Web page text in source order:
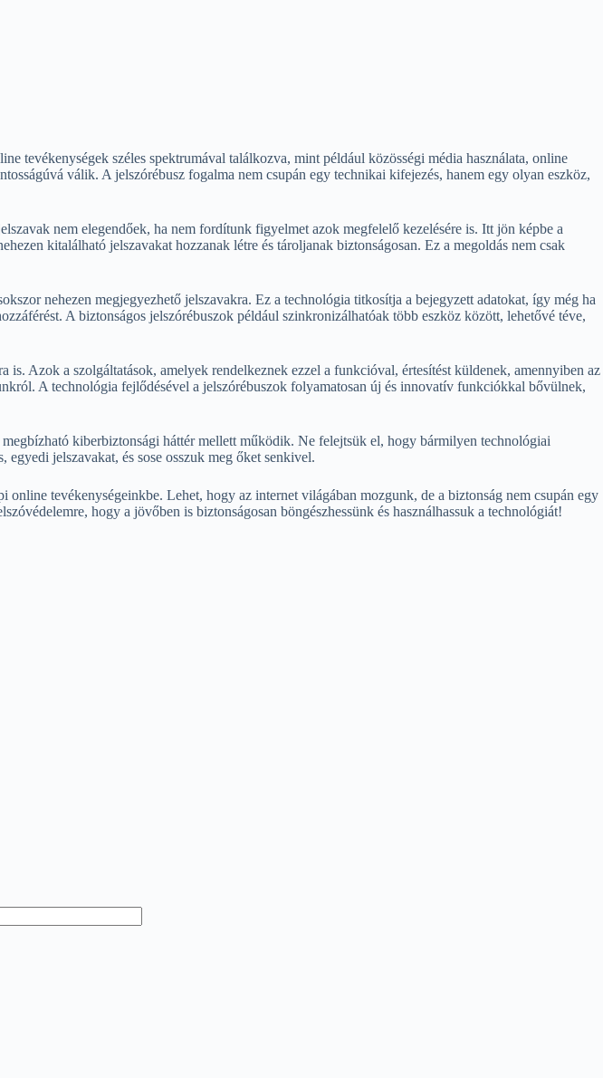
tevékenységek széles spektrumával találkozva, mint például közösségi média használata, online
válik. A jelszórébusz fogalma nem csupán egy technikai kifejezés, hanem egy olyan eszköz,
nem elegendőek, ha nem fordítunk figyelmet azok megfelelő kezelésére is. Itt jön képbe a
kitalálható jelszavakat hozzanak létre és tároljanak biztonságosan. Ez a megoldás nem csak
nehezen megjegyezhető jelszavakra. Ez a technológia titkosítja a bejegyzett adatokat, így még ha
A biztonságos jelszórébuszok például szinkronizálhatóak több eszköz között, lehetővé téve,
Azok a szolgáltatások, amelyek rendelkeznek ezzel a funkcióval, értesítést küldenek, amennyiben az
A technológia fejlődésével a jelszórébuszok folyamatosan új és innovatív funkciókkal bővülnek,
kiberbiztonsági háttér mellett működik. Ne felejtsük el, hogy bármilyen technológiai
jelszavakat, és sose osszuk meg őket senkivel.
tevékenységeinkbe. Lehet, hogy az internet világában mozgunk, de a biztonság nem csupán egy
hogy a jövőben is biztonságosan böngészhessünk és használhassuk a technológiát!